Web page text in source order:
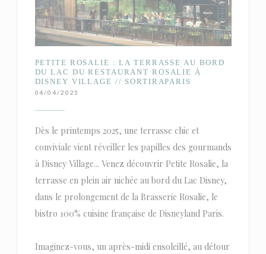
PETITE ROSALIE : LA TERRASSE AU BORD
DU LAC DU RESTAURANT ROSALIE À
DISNEY VILLAGE // SORTIRAPARIS
04/04/2025
Dès le printemps 2025, une terrasse chic et
conviviale vient réveiller les papilles des gourmands
à Disney Village... Venez découvrir Petite Rosalie, la
terrasse en plein air nichée au bord du Lac Disney,
dans le prolongement de la Brasserie Rosalie, le
bistro 100% cuisine française de Disneyland Paris.
Imaginez-vous, un après-midi ensoleillé, au détour